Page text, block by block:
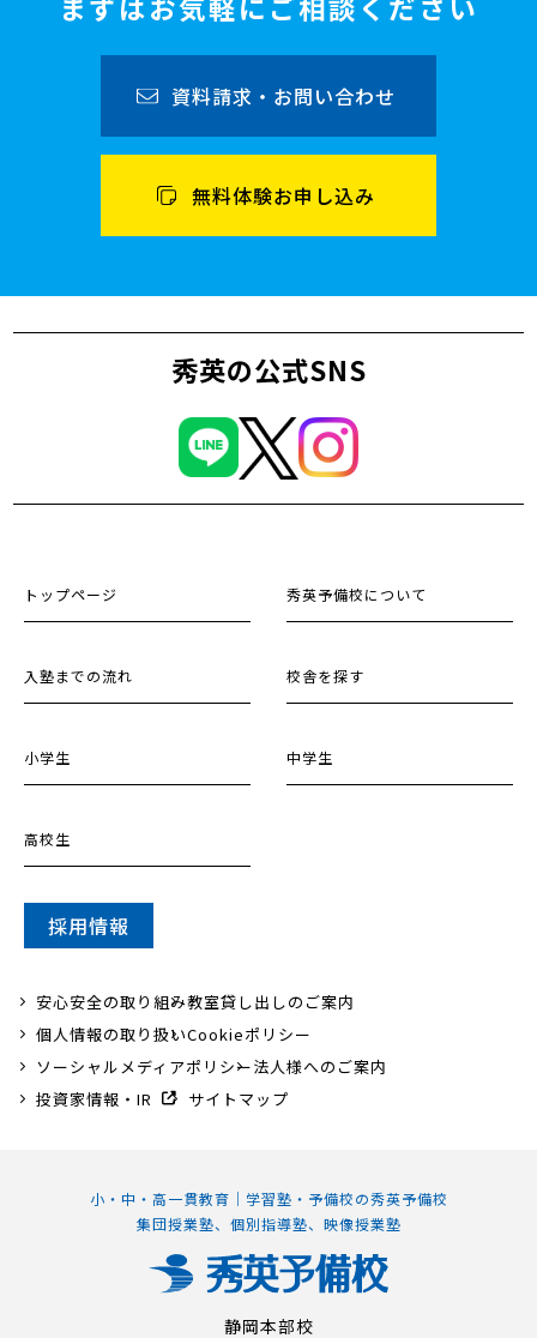
まずはお気軽にご相談ください
資料請求・お問い合わせ
無料体験お申し込み
秀英の公式SNS
小・中・高一貫教育｜学習塾・予備校の秀英予備校
集団授業塾、個別指導塾、映像授業塾
静岡本部校
トップページ 秀英予備校について
入塾までの流れ 校舎を探す
小学生 中学生
高校生
採用情報
安心安全の取り組み教室貸し出しのご案内
個人情報の取り扱いCookieポリシー
ソーシャルメディアポリシー法人様へのご案内
投資家情報・IR
サイトマップ